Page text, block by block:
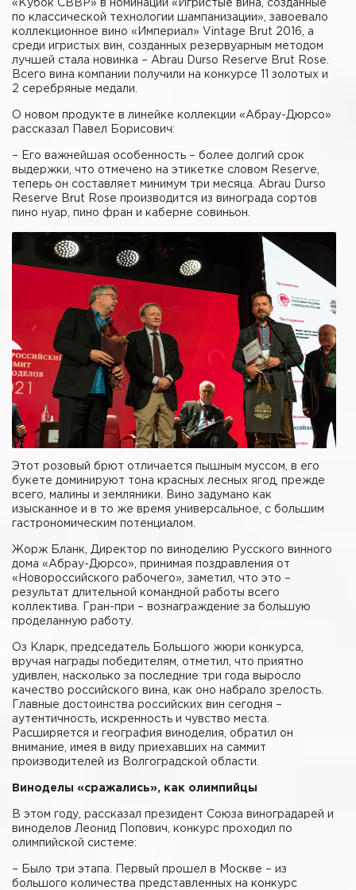
«Кубок СВВР» в номинации «Игристые вина, созданные
по классической технологии шампанизации», завоевало
коллекционное вино «Империал» Vintage Brut 2016, а
среди игристых вин, созданных резервуарным методом
лучшей стала новинка – Abrau Durso Reserve Brut Rose.
Всего вина компании получили на конкурсе 11 золотых и
2 серебряные медали.
О новом продукте в линейке коллекции «Абрау-Дюрсо»
рассказал Павел Борисович:
– Его важнейшая особенность – более долгий срок
выдержки, что отмечено на этикетке словом Reserve,
теперь он составляет минимум три месяца. Abrau Durso
Reserve Brut Rose производится из винограда сортов
пино нуар, пино фран и каберне совиньон.
Этот розовый брют отличается пышным муссом, в его
букете доминируют тона красных лесных ягод, прежде
всего, малины и земляники. Вино задумано как
изысканное и в то же время универсальное, с большим
гастрономическим потенциалом.
Жорж Бланк, Директор по виноделию Русского винного
дома «Абрау-Дюрсо», принимая поздравления от
«Новороссийского рабочего», заметил, что это –
результат длительной командной работы всего
коллектива. Гран-при – вознаграждение за большую
проделанную работу.
Оз Кларк, председатель Большого жюри конкурса,
вручая награды победителям, отметил, что приятно
удивлен, насколько за последние три года выросло
качество российского вина, как оно набрало зрелость.
Главные достоинства российских вин сегодня –
аутентичность, искренность и чувство места.
Расширяется и география виноделия, обратил он
внимание, имея в виду приехавших на саммит
производителей из Волгоградской области.
Виноделы «сражались», как олимпийцы
В этом году, рассказал президент Союза виноградарей и
виноделов Леонид Попович, конкурс проходил по
олимпийской системе:
– Было три этапа. Первый прошел в Москве – из
большого количества представленных на конкурс